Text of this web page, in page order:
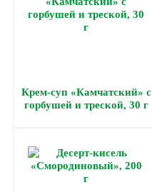
Крем-суп «Камчатский» с
горбушей и треской, 30 г